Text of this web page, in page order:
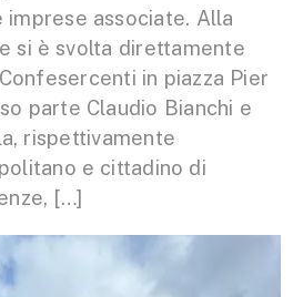
associate. Alla
si è svolta direttamente
in piazza Pier
parte Claudio Bianchi e
rispettivamente
e cittadino di
[…]